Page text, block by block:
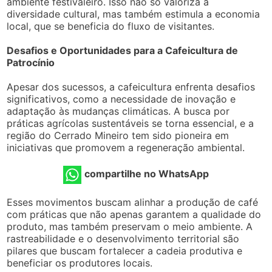
diversidade cultural, mas também estimula a economia
local, que se beneficia do fluxo de visitantes.
Desafios e Oportunidades para a Cafeicultura de
Patrocínio
Apesar dos sucessos, a cafeicultura enfrenta desafios
significativos, como a necessidade de inovação e
adaptação às mudanças climáticas. A busca por
práticas agrícolas sustentáveis se torna essencial, e a
região do Cerrado Mineiro tem sido pioneira em
iniciativas que promovem a regeneração ambiental.
compartilhe no WhatsApp
Esses movimentos buscam alinhar a produção de café
com práticas que não apenas garantem a qualidade do
produto, mas também preservam o meio ambiente. A
rastreabilidade e o desenvolvimento territorial são
pilares que buscam fortalecer a cadeia produtiva e
beneficiar os produtores locais.